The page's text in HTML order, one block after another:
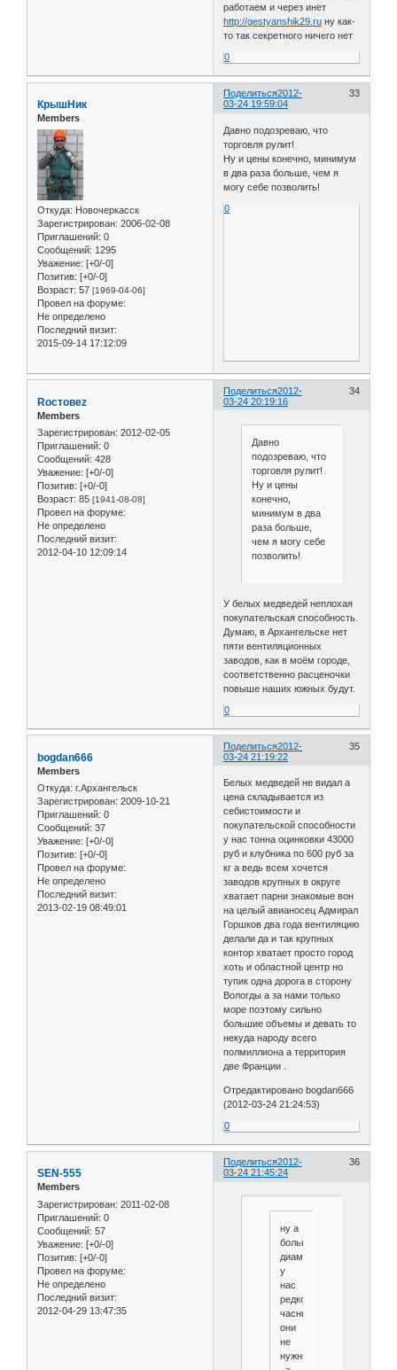
работаем и через инет
http://gestyanshik29.ru ну как-
то так секретного ничего нет
0
Поделиться 33
2012-
03-24 19:59:04
КрышНик
Members
Откуда: Новочеркасск
Зарегистрирован: 2006-02-08
Приглашений: 0
Сообщений: 1295
Уважение: [+0/-0]
Позитив: [+0/-0]
Возраст: 57 [1969-04-06]
Провел на форуме:
Не определено
Последний визит:
2015-09-14 17:12:09
Давно подозреваю, что
торговля рулит!
Ну и цены конечно, минимум
в два раза больше, чем я
могу себе позволить!
0
Поделиться 34
2012-
03-24 20:19:16
Roстовеz
Members
Зарегистрирован: 2012-02-05
Приглашений: 0
Сообщений: 428
Уважение: [+0/-0]
Позитив: [+0/-0]
Возраст: 85 [1941-08-08]
Провел на форуме:
Не определено
Последний визит:
2012-04-10 12:09:14
Давно
подозреваю, что
торговля рулит!
Ну и цены
конечно,
минимум в два
раза больше,
чем я могу себе
позволить!
У белых медведей неплохая
покупательская способность.
Думаю, в Архангельске нет
пяти вентиляционных
заводов, как в моём городе,
соответственно расценочки
повыше наших южных будут.
0
Поделиться 35
2012-
03-24 21:19:22
bogdan666
Members
Откуда: г.Архангельск
Зарегистрирован: 2009-10-21
Приглашений: 0
Сообщений: 37
Уважение: [+0/-0]
Позитив: [+0/-0]
Провел на форуме:
Не определено
Последний визит:
2013-02-19 08:49:01
Белых медведей не видал а
цена складывается из
себистоимости и
покупательской способности
у нас тонна оцинковки 43000
руб и клубника по 600 руб за
кг а ведь всем хочется
заводов крупных в округе
хватает парни знакомые вон
на целый авианосец Адмирал
Горшков два года вентиляцию
делали да и так крупных
контор хватает просто город
хоть и областной центр но
тупик одна дорога в сторону
Вологды а за нами только
море поэтому сильно
большие объемы и девать то
некуда народу всего
полмиллиона а территория
две Франции .
Отредактировано bogdan666
(2012-03-24 21:24:53)
0
Поделиться 36
2012-
03-24 21:45:24
SEN-555
Members
Зарегистрирован: 2011-02-08
Приглашений: 0
Сообщений: 57
Уважение: [+0/-0]
Позитив: [+0/-0]
Провел на форуме:
Не определено
Последний визит:
2012-04-29 13:47:35
ну а
большие
диаметры
у
нас
редкость
часникам
они
не
нужны